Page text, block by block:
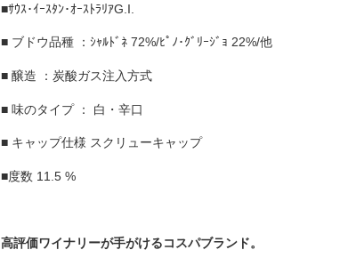
■ｻｳｽ･ｲｰｽﾀﾝ･ｵｰｽﾄﾗﾘｱG.I.
■ ブドウ品種 ：ｼｬﾙﾄﾞﾈ 72%/ﾋﾟﾉ･ｸﾞﾘｰｼﾞｮ 22%/他
■ 醸造 ：炭酸ガス注入方式
■ 味のタイプ ： 白・辛口
■ キャップ仕様 スクリューキャップ
■度数 11.5 %
高評価ワイナリーが手がけるコスパブランド。